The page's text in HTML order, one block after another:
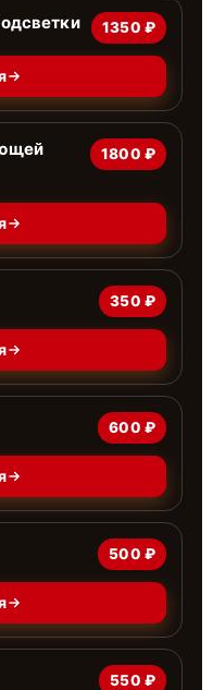
1350 ₽
1800 ₽
350 ₽
600 ₽
500 ₽
550 ₽